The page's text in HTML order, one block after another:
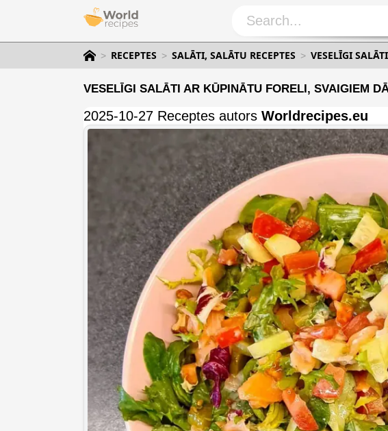
RECEPTES SALĀTI, SALĀTU RECEPTES VESELĪGI
VESELĪGI SALĀTI AR KŪPINĀTU FORELI, SVAIGIEM
2025-10-27 Receptes autors Worldrecipes.eu